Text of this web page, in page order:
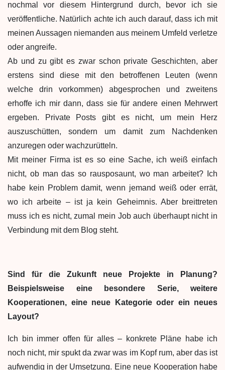
nochmal vor diesem Hintergrund durch, bevor ich sie
veröffentliche. Natürlich achte ich auch darauf, dass ich mit
meinen Aussagen niemanden aus meinem Umfeld verletze
oder angreife.
Ab und zu gibt es zwar schon private Geschichten, aber
erstens sind diese mit den betroffenen Leuten (wenn
welche drin vorkommen) abgesprochen und zweitens
erhoffe ich mir dann, dass sie für andere einen Mehrwert
ergeben. Private Posts gibt es nicht, um mein Herz
auszuschütten, sondern um damit zum Nachdenken
anzuregen oder wachzurütteln.
Mit meiner Firma ist es so eine Sache, ich weiß einfach
nicht, ob man das so rausposaunt, wo man arbeitet? Ich
habe kein Problem damit, wenn jemand weiß oder errät,
wo ich arbeite – ist ja kein Geheimnis. Aber breittreten
muss ich es nicht, zumal mein Job auch überhaupt nicht in
Verbindung mit dem Blog steht.
Sind für die Zukunft neue Projekte in Planung?
Beispielsweise eine besondere Serie, weitere
Kooperationen, eine neue Kategorie oder ein neues
Layout?
Ich bin immer offen für alles – konkrete Pläne habe ich
noch nicht, mir spukt da zwar was im Kopf rum, aber das ist
aufwendig in der Umsetzung. Eine neue Kooperation habe